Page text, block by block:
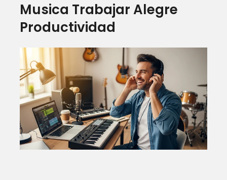
Musica Trabajar Alegre
Productividad